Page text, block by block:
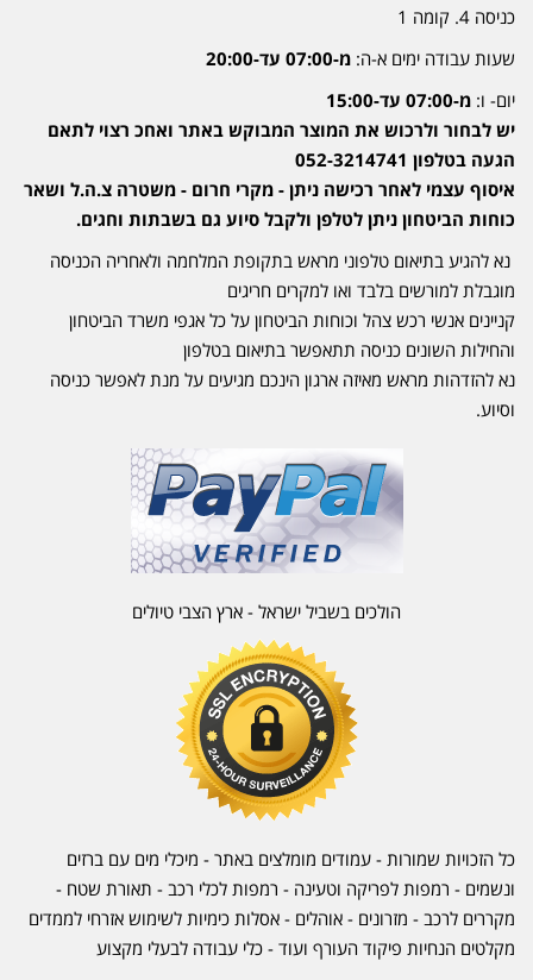
כניסה 4. קומה 1
שעות עבודה ימים א-ה: מ-07:00 עד-20:00
יום- ו: מ-07:00 עד-15:00
יש לבחור ולרכוש את המוצר המבוקש באתר ואחכ רצוי לתאם
הגעה בטלפון 052-3214741
איסוף עצמי לאחר רכישה ניתן - מקרי חרום - משטרה צ.ה.ל ושאר
כוחות הביטחון ניתן לטלפן ולקבל סיוע גם בשבתות וחגים.
נא להגיע בתיאום טלפוני מראש בתקופת המלחמה ולאחריה הכניסה
מוגבלת למורשים בלבד ואו למקרים חריגים
קניינים אנשי רכש צהל וכוחות הביטחון על כל אגפי משרד הביטחון
והחילות השונים כניסה תתאפשר בתיאום בטלפון
נא להזדהות מראש מאיזה ארגון הינכם מגיעים על מנת לאפשר כניסה
וסיוע.
הולכים בשביל ישראל - ארץ הצבי טיולים
כל הזכויות שמורות - עמודים מומלצים באתר - מיכלי מים עם ברזים
ונשמים - רמפות לפריקה וטעינה - רמפות לכלי רכב - תאורת שטח -
מקררים לרכב - מזרונים - אוהלים - אסלות כימיות לשימוש אזרחי לממדים
מקלטים הנחיות פיקוד העורף ועוד - כלי עבודה לבעלי מקצוע